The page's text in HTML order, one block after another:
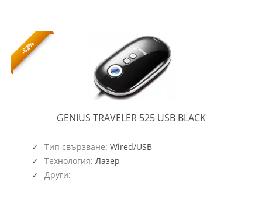
-82%
GENIUS TRAVELER 525 USB BLACKTRAVELER
Тип свързване: Wired/USB
Технология: Лазер
Други: -